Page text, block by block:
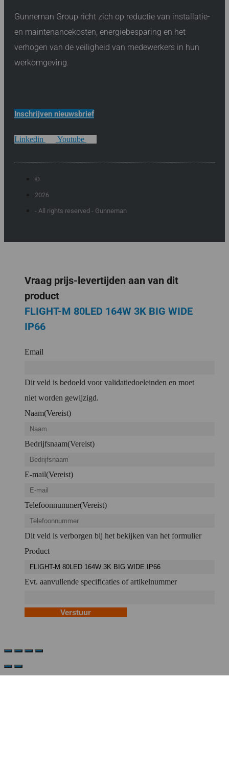
Gunneman Group richt zich op reductie van installatie-
en maintenancekosten, energiebesparing en het
verhogen van de veiligheid van medewerkers in hun
werkomgeving.
Inschrijven nieuwsbrief
Linkedin Youtube
©
2026
- All rights reserved - Gunneman
Vraag prijs-levertijden aan van dit
product
FLIGHT-M 80LED 164W 3K BIG WIDE
IP66
Email
Dit veld is bedoeld voor validatiedoeleinden en moet
niet worden gewijzigd.
Naam(Vereist)
Bedrijfsnaam(Vereist)
E-mail(Vereist)
Telefoonnummer(Vereist)
Dit veld is verborgen bij het bekijken van het formulier
Product
Evt. aanvullende specificaties of artikelnummer